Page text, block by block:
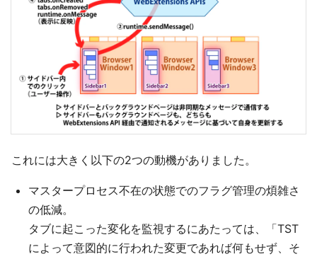
これには大きく以下の2つの動機がありました。
マスタープロセス不在の状態でのフラグ管理の煩雑さ
の低減。
タブに起こった変化を監視するにあたっては、「TST
によって意図的に行われた変更であれば何もせず、そ